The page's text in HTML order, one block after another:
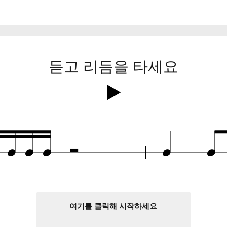
듣고 리듬을 타세요
qqq Ó q q
여기를 클릭해 시작하세요